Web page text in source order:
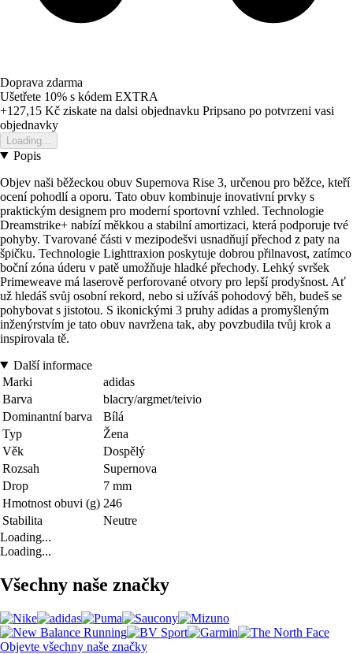
Doprava zdarma
Ušetřete 10% s kódem EXTRA
+127,15 Kč ziskate na dalsi objednavku Pripsano po potvrzeni vasi
objednavky
Loading...
Popis
Objev naši běžeckou obuv Supernova Rise 3, určenou pro běžce, kteří
ocení pohodlí a oporu. Tato obuv kombinuje inovativní prvky s
praktickým designem pro moderní sportovní vzhled. Technologie
Dreamstrike+ nabízí měkkou a stabilní amortizaci, která podporuje tvé
pohyby. Tvarované části v mezipodešvi usnadňují přechod z paty na
špičku. Technologie Lighttraxion poskytuje dobrou přilnavost, zatímco
boční zóna úderu v patě umožňuje hladké přechody. Lehký svršek
Primeweave má laserově perforované otvory pro lepší prodyšnost. Ať
už hledáš svůj osobní rekord, nebo si užíváš pohodový běh, budeš se
pohybovat s jistotou. S ikonickými 3 pruhy adidas a promyšleným
inženýrstvím je tato obuv navržena tak, aby povzbudila tvůj krok a
inspirovala tě.
Další informace
Marki
adidas
Barva
blacry/argmet/teivio
Dominantní barva
Bílá
Typ
Žena
Věk
Dospělý
Rozsah
Supernova
Drop
7 mm
Hmotnost obuvi (g) 246
Stabilita
Neutre
Loading...
Loading...
Všechny naše značky
Objevte všechny naše značky